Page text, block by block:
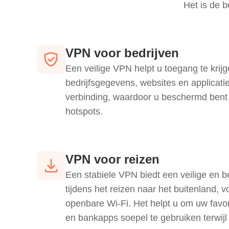
Het is de
VPN voor bedrijven
Een veilige VPN helpt u toegang te
bedrijfsgegevens, websites en
verbinding, waardoor u beschermd
hotspots.
VPN voor reizen
Een stabiele VPN biedt een veilige en
tijdens het reizen naar het buitenland,
openbare Wi-Fi. Het helpt u om uw
en bankapps soepel te gebruiken